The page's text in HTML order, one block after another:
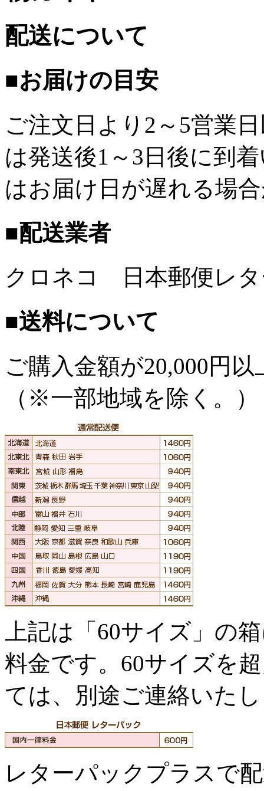
配送について
■お届けの目安
ご注文日より2～5営業
は発送後1～3日後に到
はお届け日が遅れる場
■配送業者
クロネコ 日本郵便レ
■送料について
ご購入金額が20,000円
（※一部地域を除く。）
上記は「60サイズ」の
料金です。60サイズを
ては、別途ご連絡いた
レターパックプラスで